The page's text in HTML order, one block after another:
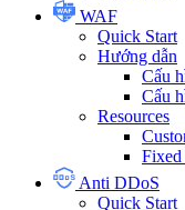
WAF
Quick Start
Hướng dẫn
Cấu
Cấu
Resources
Fixed
Anti DDoS
Quick Start